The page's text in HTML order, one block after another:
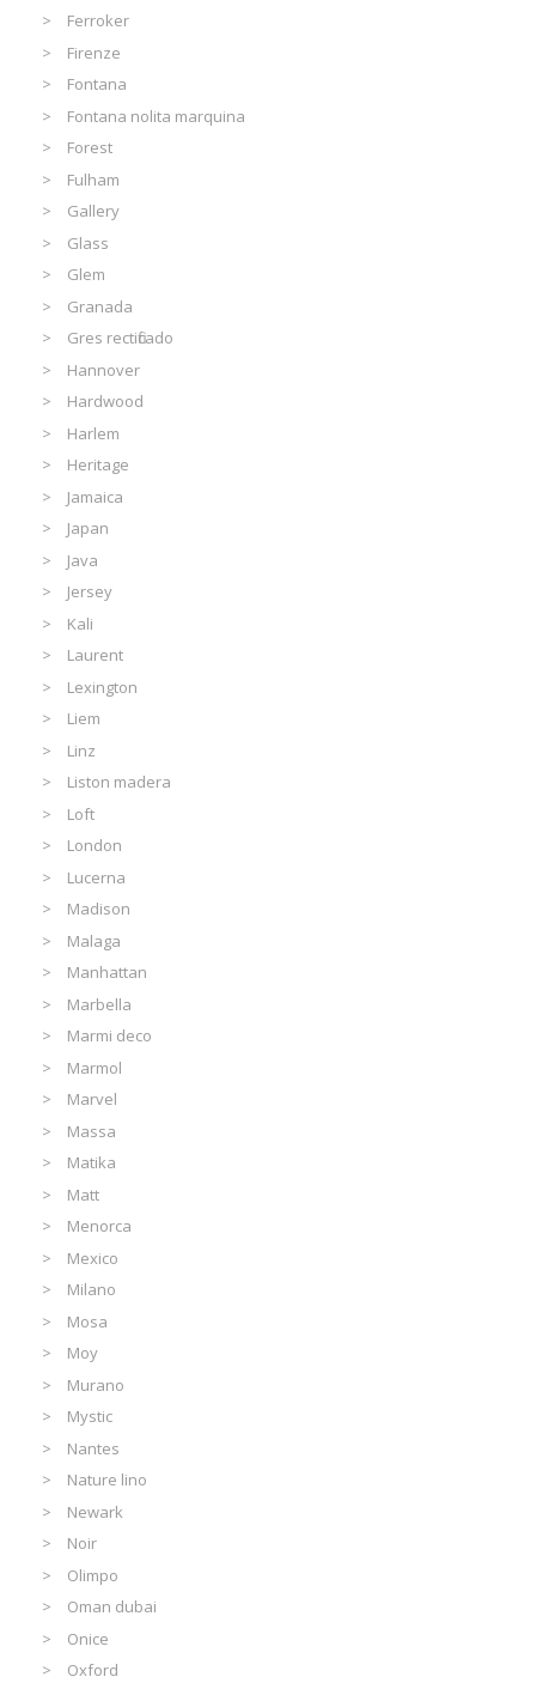
Ferroker
Firenze
Fontana
Fontana nolita marquina
Forest
Fulham
Gallery
Glass
Glem
Granada
Gres rectificado
Hannover
Hardwood
Harlem
Heritage
Jamaica
Japan
Java
Jersey
Kali
Laurent
Lexington
Liem
Linz
Liston madera
Loft
London
Lucerna
Madison
Malaga
Manhattan
Marbella
Marmi deco
Marmol
Marvel
Massa
Matika
Matt
Menorca
Mexico
Milano
Mosa
Moy
Murano
Mystic
Nantes
Nature lino
Newark
Noir
Olimpo
Oman dubai
Onice
Oxford